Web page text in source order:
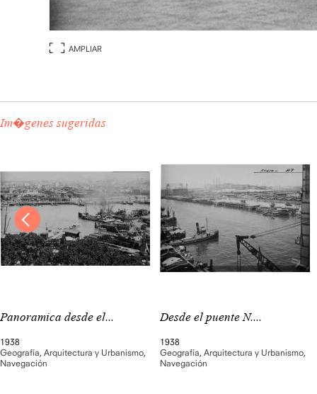
AMPLIAR
Im�genes sugeridas
Panoramica desde el...
1938
Geografía, Arquitectura y Urbanismo,
Navegación
Desde el puente N....
1938
Geografía, Arquitectura y Urbanismo,
Navegación